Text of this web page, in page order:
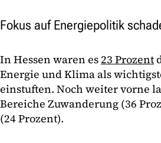
Fokus auf Energiepolitik
In Hessen waren es 23 Prozent
Energie und Klima als
einstuften. Noch weiter vorne
Bereiche Zuwanderung (36
(24 Prozent).